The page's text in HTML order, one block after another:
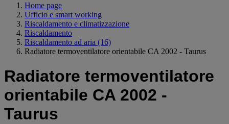
Home page
Ufficio e smart working
Riscaldamento e climatizzazione
Riscaldamento
Riscaldamento ad aria (16)
Radiatore termoventilatore orientabile CA 2002 - Taurus
Radiatore termoventilatore
orientabile CA 2002 -
Taurus